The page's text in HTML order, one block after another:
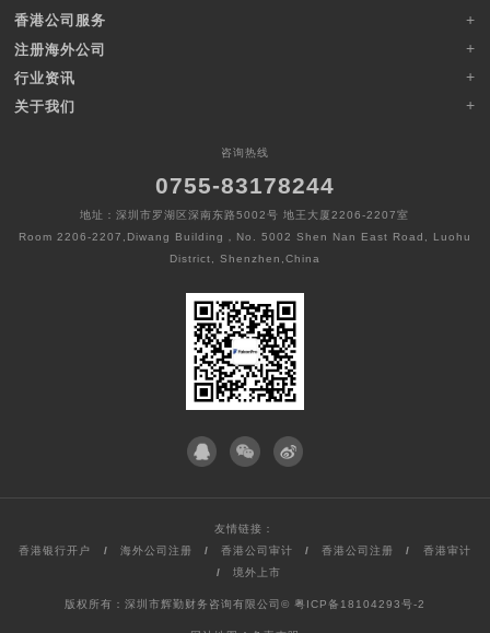
香港公司服务
注册海外公司
行业资讯
关于我们
咨询热线
0755-83178244
地址：深圳市罗湖区深南东路5002号 地王大厦2206-2207室
Room 2206-2207,Diwang Building，No. 5002 Shen Nan East Road, Luohu
District, Shenzhen,China
友情链接：
香港银行开户
/ 海外公司注册 / 香港公司审计 / 香港公司注册 /
香港审计
/
境外上市
版权所有：深圳市辉勤财务咨询有限公司© 粤ICP备18104293号-2